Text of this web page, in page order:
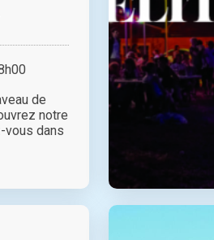
de
notre
vous dans